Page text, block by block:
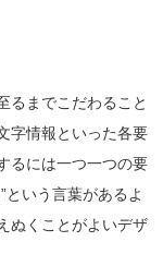
るまでこだわること
字情報といった各要
るには一つ一つの要
という言葉があるよ
ぬくことがよいデザ